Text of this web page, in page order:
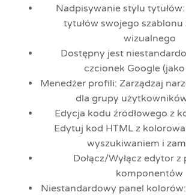
Nadpisywanie stylu
tytułów swojego
wizualnego
Dostępny jest
czcionek Google
Menedżer profili: Zarządzaj
dla grupy
Edycja kodu źródłowego z
Edytuj kod HTML z
wyszukiwaniem i
Dołącz/Wyłącz edytor
komponentów
Niestandardowy panel